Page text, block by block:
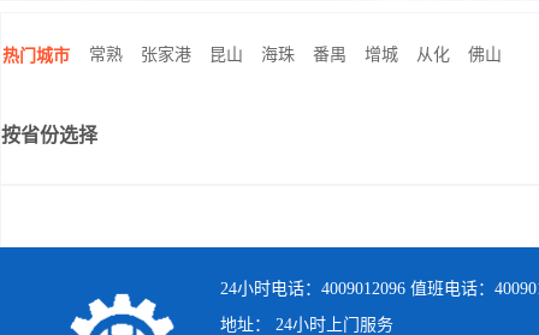
热门城市 常熟 张家港 昆山 海珠 番禺 增城 从化 佛山
按省份选择
24小时电话：4009012096 值班电话：
地址： 24小时上门服务